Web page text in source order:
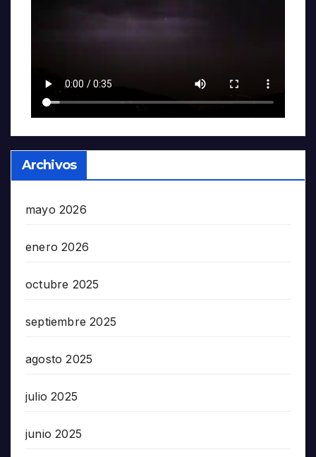
Archivos
mayo 2026
enero 2026
octubre 2025
septiembre 2025
agosto 2025
julio 2025
junio 2025